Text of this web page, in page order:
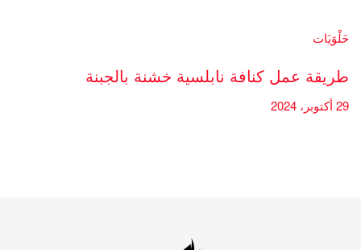
حَلْوَيَات
طريقة عمل كنافة نابلسية خشنة بالجبنة
29 أكتوبر، 2024